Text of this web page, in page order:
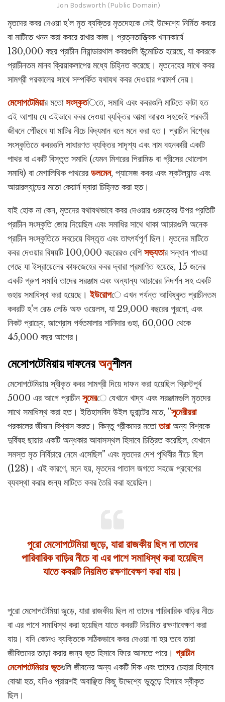
Jon Bodsworth (Public Domain)
মৃতদের কবর দেওয়া হ'ল মৃত ব্যক্তির মৃতদেহকে সেই উদ্দেশ্যে নির্মিত কবরে
বা মাটিতে খনন করা কবরে রাখার কাজ। প্রত্নতাত্ত্বিক খননকার্যে
130,000 বছর প্রাচীন নিয়ান্ডারথাল কবরগুলি উন্মোচিত হয়েছে, যা কবরকে
প্রাচীনতম মানব ক্রিয়াকলাপের মধ্যে চিহ্নিত করেছে। মৃতদেহের সাথে কবর
সামগ্রী পরকালের সাথে সম্পর্কিত যথাযথ কবর দেওয়ার পরামর্শ দেয়।
মেসোপটেমিয়ার মতোসংস্কৃতিতে, সমাধি এবং কবরগুলি মাটিতে কাটা হত
এই আশায় যে এইভাবে কবর দেওয়া ব্যক্তির আত্মা আরও সহজেই পরবর্তী
জীবনে পৌঁছবে যা মাটির নীচে বিদ্যমান বলে মনে করা হত। প্রাচীন বিশ্বের
সংস্কৃতিতে কবরগুলি সাধারণত ব্যক্তির সাদৃশ্য এবং নাম বহনকারী একটি
পাথর বা একটি বিস্তৃত সমাধি (যেমন মিশরের পিরামিড বা গ্রীসের থোলোস
সমাধি) বা মেগালিথিক পাথরের ডলমেন, প্যাসেজ কবর এবং স্কটল্যান্ড এবং
আয়ারল্যান্ডের মতো কেয়ার্ন দ্বারা চিহ্নিত করা হত।
যাই হোক না কেন, মৃতদের যথাযথভাবে কবর দেওয়ার গুরুত্বের উপর প্রতিটি
প্রাচীন সংস্কৃতি জোর দিয়েছিল এবং সমাধির সাথে থাকা আচারগুলি অনেক
প্রাচীন সংস্কৃতিতে সবচেয়ে বিস্তৃত এবং তাৎপর্যপূর্ণ ছিল। মৃতদের মাটিতে
কবর দেওয়ার বিষয়টি 100,000 বছরেরও বেশিসভ্যতার সন্ধান পাওয়া
গেছে যা ইস্রায়েলের কাফজেহের কবর দ্বারা প্রমাণিত হয়েছে, 15 জনের
একটি গ্রুপ সমাধি তাদের সরঞ্জাম এবং অন্যান্য আচারের নিদর্শন সহ একটি
গুহায় সমাধিস্থ করা হয়েছে।ইউরোপে এখন পর্যন্ত আবিষ্কৃত প্রাচীনতম
কবরটি হ'ল রেড লেডি অফ ওয়েলস, যা 29,000 বছরের পুরনো, এবং
নিকট প্রাচ্যে, জাগ্রোস পর্বতমালার শানিদার গুহা, 60,000 থেকে
45,000 বছর আগের।
মেসোপটেমিয়ায় দাফনেরঅনুশীলন
মেসোপটেমিয়ায় স্বীকৃত কবর সামগ্রী দিয়ে দাফন করা হয়েছিল খ্রিস্টপূর্ব
5000 এর আগে প্রাচীন সুমেরে যেখানে খাদ্য এবং সরঞ্জামগুলি মৃতদের
সাথে সমাধিস্থ করা হত। ইতিহাসবিদ উইল ডুরান্টের মতে, "সুমেরীয়রা
পরকালের জীবনে বিশ্বাস করত। কিন্তু গ্রীকদের মতোতারাঅন্য বিশ্বকে
দুর্বিষহ ছায়ার একটি অন্ধকার আবাসস্থল হিসাবে চিত্রিত করেছিল, যেখানে
সমস্ত মৃত নির্বিচারে নেমে এসেছিল" এবং মৃতদের দেশ পৃথিবীর নীচে ছিল
(128)। এই কারণে, মনে হয়, মৃতদের পাতাল জগতে সহজে প্রবেশের
ব্যবস্থা করার জন্য মাটিতে কবর তৈরি করা হয়েছিল।
পুরো মেসোপটেমিয়া জুড়ে, যারা রাজকীয় ছিল না তাদের
পারিবারিক বাড়ির নীচে বা এর পাশে সমাধিস্থ করা হয়েছিল
যাতে কবরটি নিয়মিত রক্ষণাবেক্ষণ করা যায়।
পুরো মেসোপটেমিয়া জুড়ে, যারা রাজকীয় ছিল না তাদের পারিবারিক বাড়ির নীচে
বা এর পাশে সমাধিস্থ করা হয়েছিল যাতে কবরটি নিয়মিত রক্ষণাবেক্ষণ করা
যায়। যদি কোনও ব্যক্তিকে সঠিকভাবে কবর দেওয়া না হয় তবে তারা
জীবিতদের তাড়া করার জন্য ভূত হিসাবে ফিরে আসতে পারে। প্রাচীন
মেসোপটেমিয়ায় ভূতগুলি জীবনের অন্য একটি দিক এবং তাদের চেহারা হিসাবে
বোঝা হত, যদিও প্রায়শই অবাঞ্ছিত কিছু উদ্দেশ্যে ভুতুড়ে হিসাবে স্বীকৃত
ছিল।